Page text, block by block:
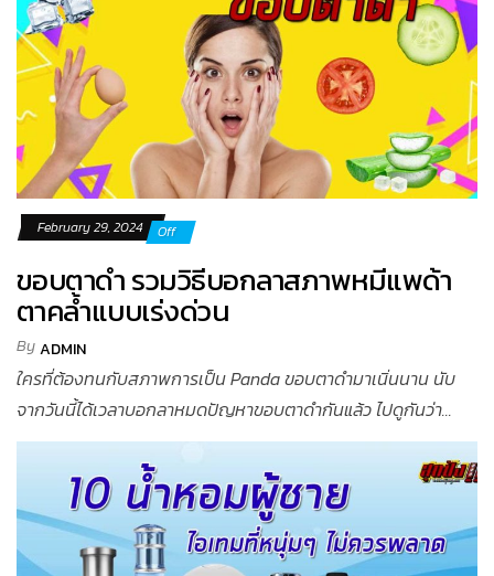
February 29, 2024 Off
ขอบตาดำ รวมวิธีบอกลาสภาพหมีแพด้า
ตาคล้ำแบบเร่งด่วน
ByADMIN
ใครที่ต้องทนกับสภาพการเป็น Panda ขอบตาดำมาเนิ่นนาน นับ
จากวันนี้ได้เวลาบอกลาหมดปัญหาขอบตาดำกันแล้ว ไปดูกันว่า...